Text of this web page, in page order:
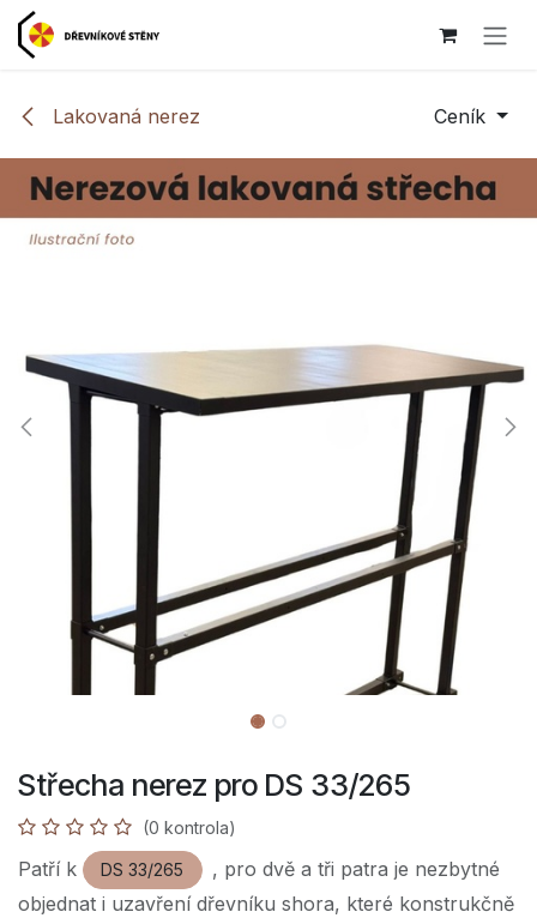
Přejít na obsah
Lakovaná nerez Ceník
Střecha nerez pro DS 33/265
(0 kontrola)
Patří k DS 33/265
, pro dvě a tři patra je nezbytné
objednat i uzavření dřevníku shora, které konstrukčně